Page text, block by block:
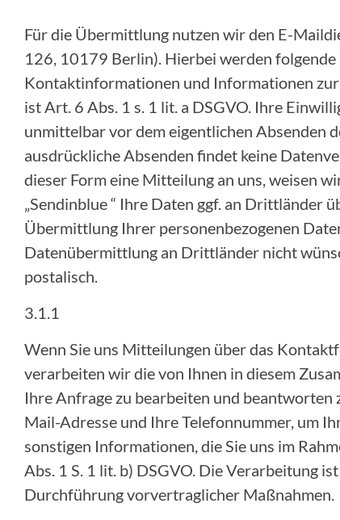
Für die Übermittlung nutzen wir den E-
126, 10179 Berlin). Hierbei werden
Kontaktinformationen und Informationen
ist Art. 6 Abs. 1 s. 1 lit. a DSGVO. Ihre
unmittelbar vor dem eigentlichen Absenden
ausdrückliche Absenden findet keine
dieser Form eine Mitteilung an uns, weisen
„Sendinblue “ Ihre Daten ggf. an
Übermittlung Ihrer personenbezogenen
Datenübermittlung an Drittländer nicht
postalisch.
3.1.1
Wenn Sie uns Mitteilungen über das
verarbeiten wir die von Ihnen in diesem
Ihre Anfrage zu bearbeiten und beantworten
Mail-Adresse und Ihre Telefonnummer, um
sonstigen Informationen, die Sie uns im
Abs. 1 S. 1 lit. b) DSGVO. Die Verarbeitung
Durchführung vorvertraglicher Maßnahmen.